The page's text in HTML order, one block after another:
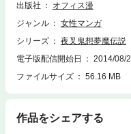
道ならぬ恋は、藤峰の運命を
鬼想伝」本編の序章とも言え
３巻）！
出版社
オフィス漫
ジャンル
女性マンガ
シリーズ
夜叉鬼想夢魔伝説
電子版配信開始日
2014/08/
ファイルサイズ
56.16 MB
作品をシェアする